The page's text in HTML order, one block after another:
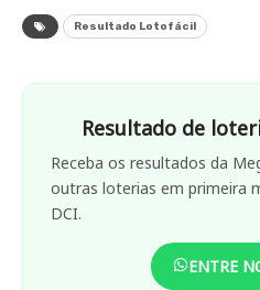
Resultado Lotofácil
Resultado de
Receba os resultados da
outras loterias em primeira
DCI.
ENTRE